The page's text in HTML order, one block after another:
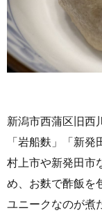
新潟市西蒲区旧西
「岩船麩」「新
村上市や新発田市
め、お麩で酢飯を
ユニークなのが煮